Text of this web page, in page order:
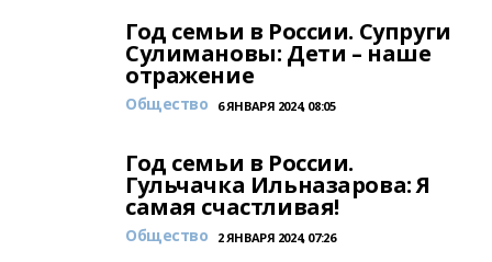
Год семьи в России. Супруги
Сулимановы: Дети – наше
отражение
Общество 6 ЯНВАРЯ 2024, 08:05
Год семьи в России.
Гульчачка Ильназарова: Я
самая счастливая!
Общество 2 ЯНВАРЯ 2024, 07:26